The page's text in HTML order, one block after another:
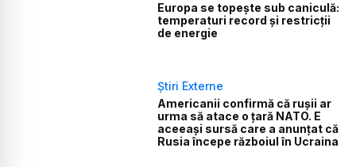
Europa se topește sub caniculă:
temperaturi record și restricții
de energie
Știri Externe
Americanii confirmă că rușii ar
urma să atace o țară NATO. E
aceeași sursă care a anunțat că
Rusia începe războiul în Ucraina